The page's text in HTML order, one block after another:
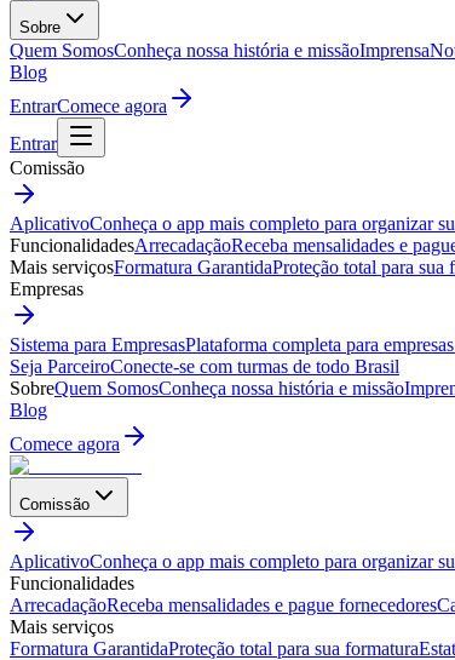
Sobre
Quem SomosConheça nossa história e missãoImprensa
Blog
EntrarComece agora
Entrar
Comissão
AplicativoConheça o app mais completo para organizar
FuncionalidadesArrecadaçãoReceba mensalidades e
Mais serviçosFormatura GarantidaProteção total para sua
Empresas
Sistema para EmpresasPlataforma completa para
Seja ParceiroConecte-se com turmas de todo Brasil
SobreQuem SomosConheça nossa história e missão
Blog
Comece agora
Comissão
AplicativoConheça o app mais completo para organizar
Funcionalidades
ArrecadaçãoReceba mensalidades e pague fornecedores
Mais serviços
Formatura GarantidaProteção total para sua formatura